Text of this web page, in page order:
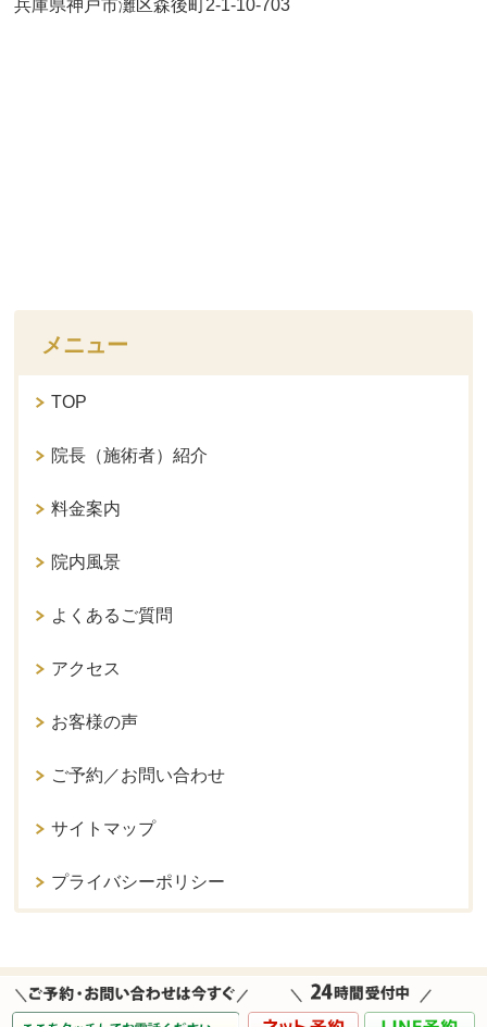
兵庫県神戸市灘区森後町2-1-10-703
メニュー
TOP
院長（施術者）紹介
料金案内
院内風景
よくあるご質問
アクセス
お客様の声
ご予約／お問い合わせ
サイトマップ
プライバシーポリシー